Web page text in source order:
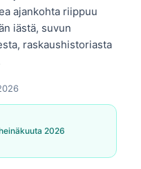
ajankohta riippuu
iästä, suvun
raskaushistoriasta
2026